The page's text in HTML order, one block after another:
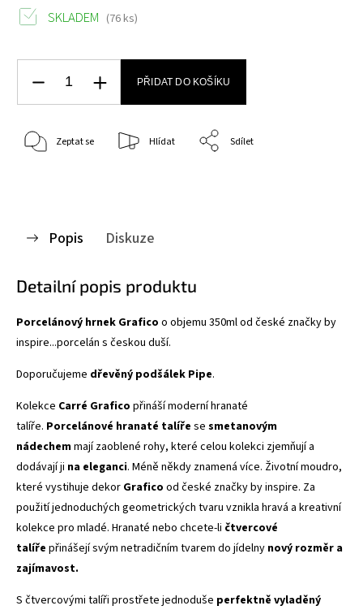
SKLADEM (76 ks)
PŘIDAT DO KOŠÍKU
Zeptat se Hlídat Sdílet
Popis Diskuze
Detailní popis produktu
Porcelánový hrnek Grafico o objemu 350ml od české značky by
inspire...porcelán s českou duší.
Doporučujeme dřevěný podšálek Pipe.
Kolekce Carré Grafico přináší moderní hranaté
talíře. Porcelánové hranaté talíře se smetanovým
nádechemmají zaoblené rohy, které celou kolekci zjemňují a
dodávají ji na eleganci. Méně někdy znamená více. Životní moudro,
které vystihuje dekor Grafico od české značky by inspire. Za
použití jednoduchých geometrických tvaru vznikla hravá a kreativní
kolekce pro mladé. Hranaté nebo chcete-li čtvercové
talíře přinášejí svým netradičním tvarem do jídelny nový rozměr a
zajímavost.
S čtvercovými talíři prostřete jednoduše perfektně vyladěný